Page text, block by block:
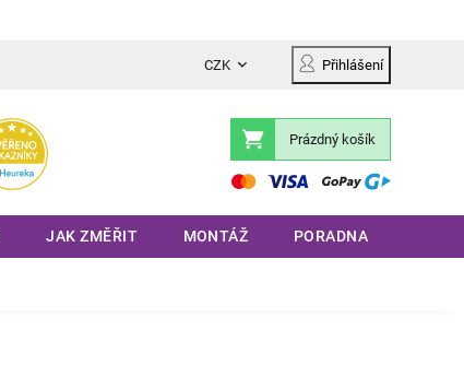
CZK Přihlášení
Nákupní
košík
Prázdný košík
JAK ZMĚŘIT MONTÁŽ PORADNA